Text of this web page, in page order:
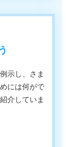
示し、さま
には何がで
介していま